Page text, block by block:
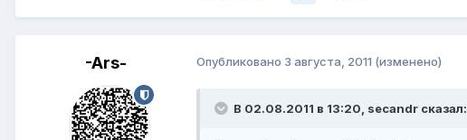
-Ars- Опубликовано 3 августа, 2011 (изменено)
В 02.08.2011 в 13:20, secandr сказал: